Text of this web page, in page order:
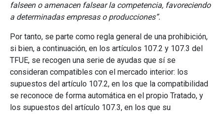
falseen o amenacen falsear la competencia, favoreciendo
a determinadas empresas o producciones”.
Por tanto, se parte como regla general de una prohibición,
si bien, a continuación, en los artículos 107.2 y 107.3 del
TFUE, se recogen una serie de ayudas que sí se
consideran compatibles con el mercado interior: los
supuestos del artículo 107.2, en los que la compatibilidad
se reconoce de forma automática en el propio Tratado, y
los supuestos del artículo 107.3, en los que su